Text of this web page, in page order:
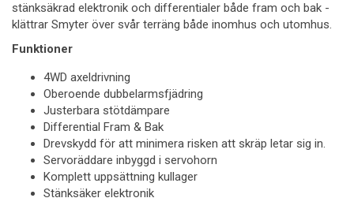
stänksäkrad elektronik och differentialer både fram och bak -
klättrar Smyter över svår terräng både inomhus och utomhus.
Funktioner
4WD axeldrivning
Oberoende dubbelarmsfjädring
Justerbara stötdämpare
Differential Fram & Bak
Drevskydd för att minimera risken att skräp letar sig in.
Servoräddare inbyggd i servohorn
Komplett uppsättning kullager
Stänksäker elektronik